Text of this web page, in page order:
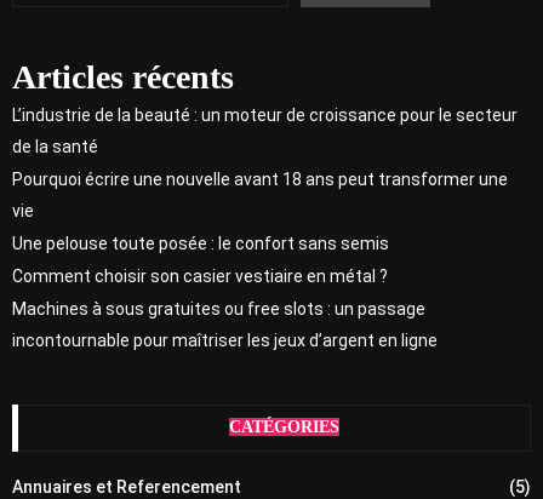
Articles récents
L’industrie de la beauté : un moteur de croissance pour le secteur
de la santé
Pourquoi écrire une nouvelle avant 18 ans peut transformer une
vie
Une pelouse toute posée : le confort sans semis
Comment choisir son casier vestiaire en métal ?
Machines à sous gratuites ou free slots : un passage
incontournable pour maîtriser les jeux d’argent en ligne
CATÉGORIES
Annuaires et Referencement
(5)